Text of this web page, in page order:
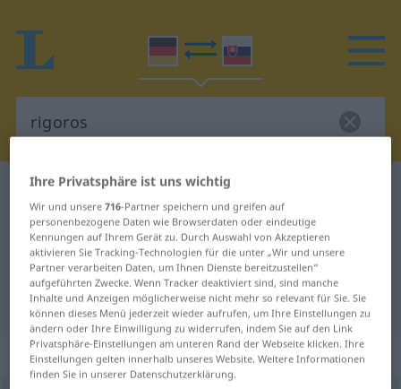
Deutsch-Slowakisch Wörterbuch
Deutsch-Slowakisch Übersetzung
für "rigoros"
"rigoros" Slowakisch Übersetzung
„rigoros“
Ihre Privatsphäre ist uns wichtig
Wir und unsere716-Partner speichern und greifen auf
personenbezogene Daten wie Browserdaten oder eindeutige
Kennungen auf Ihrem Gerät zu. Durch Auswahl von Akzeptieren
aktivieren Sie Tracking-Technologien für die unter „Wir und unsere
Partner verarbeiten Daten, um Ihnen Dienste bereitzustellen“
aufgeführten Zwecke. Wenn Tracker deaktiviert sind, sind manche
Inhalte und Anzeigen möglicherweise nicht mehr so relevant für Sie. Sie
können dieses Menü jederzeit wieder aufrufen, um Ihre Einstellungen zu
ändern oder Ihre Einwilligung zu widerrufen, indem Sie auf den Link
Privatsphäre-Einstellungen am unteren Rand der Webseite klicken. Ihre
Einstellungen gelten innerhalb unseres Website. Weitere Informationen
finden Sie in unserer Datenschutzerklärung.